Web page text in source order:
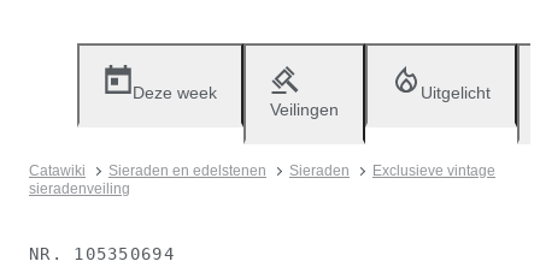
Deze week
Veilingen
Uitgelicht
Catawiki Sieraden en edelstenen Sieraden
Exclusieve vintage
sieradenveiling
NR. 105350694